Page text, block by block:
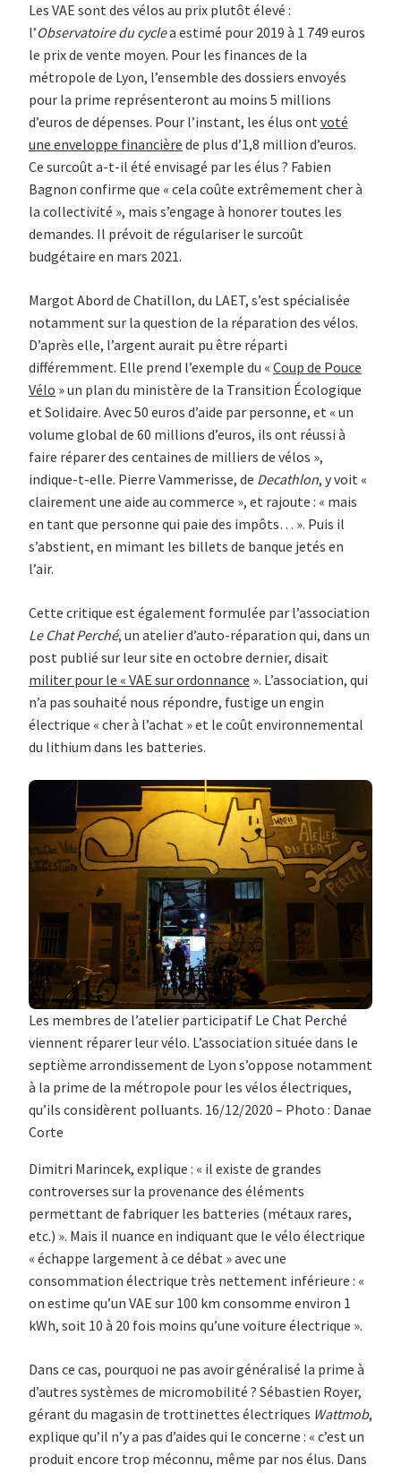
Les VAE sont des vélos au prix plutôt élevé :
l’Observatoire du cyclea estimé pour 2019 à 1 749 euros
le prix de vente moyen. Pour les finances de la
métropole de Lyon, l’ensemble des dossiers envoyés
pour la prime représenteront au moins 5 millions
d’euros de dépenses. Pour l’instant, les élus ont voté
une enveloppe financière de plus d’1,8 million d’euros.
Ce surcoût a-t-il été envisagé par les élus ? Fabien
Bagnon confirme que « cela coûte extrêmement cher à
la collectivité », mais s’engage à honorer toutes les
demandes. Il prévoit de régulariser le surcoût
budgétaire en mars 2021.
Margot Abord de Chatillon, du LAET, s’est spécialisée
notamment sur la question de la réparation des vélos.
D’après elle, l’argent aurait pu être réparti
différemment. Elle prend l’exemple du « Coup de Pouce
Vélo » un plan du ministère de la Transition Écologique
et Solidaire. Avec 50 euros d’aide par personne, et « un
volume global de 60 millions d’euros, ils ont réussi à
faire réparer des centaines de milliers de vélos »,
indique-t-elle. Pierre Vammerisse, de Decathlon, y voit «
clairement une aide au commerce », et rajoute : « mais
en tant que personne qui paie des impôts… ». Puis il
s’abstient, en mimant les billets de banque jetés en
l’air.
Cette critique est également formulée par l’association
Le Chat Perché, un atelier d’auto-réparation qui, dans un
post publié sur leur site en octobre dernier, disait
militer pour le « VAE sur ordonnance ». L’association, qui
n’a pas souhaité nous répondre, fustige un engin
électrique « cher à l’achat » et le coût environnemental
du lithium dans les batteries.
Les membres de l’atelier participatif Le Chat Perché
viennent réparer leur vélo. L’association située dans le
septième arrondissement de Lyon s’oppose notamment
à la prime de la métropole pour les vélos électriques,
qu’ils considèrent polluants. 16/12/2020 – Photo : Danae
Corte
Dimitri Marincek, explique : « il existe de grandes
controverses sur la provenance des éléments
permettant de fabriquer les batteries (métaux rares,
etc.) ». Mais il nuance en indiquant que le vélo électrique
« échappe largement à ce débat » avec une
consommation électrique très nettement inférieure : «
on estime qu’un VAE sur 100 km consomme environ 1
kWh, soit 10 à 20 fois moins qu’une voiture électrique ».
Dans ce cas, pourquoi ne pas avoir généralisé la prime à
d’autres systèmes de micromobilité ? Sébastien Royer,
gérant du magasin de trottinettes électriques Wattmob,
explique qu’il n’y a pas d’aides qui le concerne : « c’est un
produit encore trop méconnu, même par nos élus. Dans